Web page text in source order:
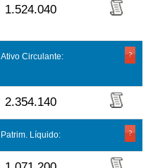
1.524.040
Ativo Circulante:
2.354.140
Patrim. Líquido: